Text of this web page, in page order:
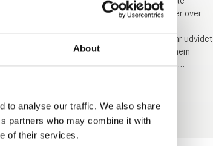
About
to analyse our traffic. We also share
partners who may combine it with
of their services.
producenter, avlere og testfaciliteter over
Vi er baseret i Skandinavien, men har udvidet
vores globale tilstedeværelse gennem
partnerskaber og projekter på flere
I 2023 slog Agrisys sig sammen med
AgriHub Inc. fra Canada og overtog Nedap
Pig Division. Sammen omdøbte vi sortimentet
til FREEDA Solutions og udvidede vores
Se profil